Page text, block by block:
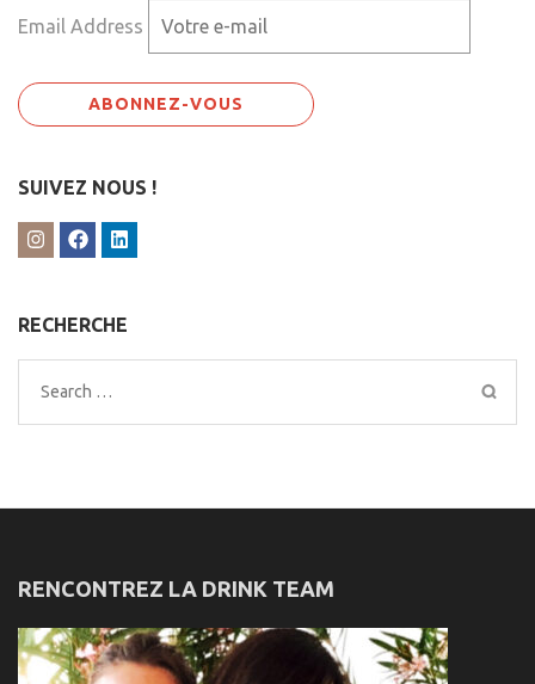
Email Address
SUIVEZ NOUS !
RECHERCHE
Search
for:
RENCONTREZ LA DRINK TEAM